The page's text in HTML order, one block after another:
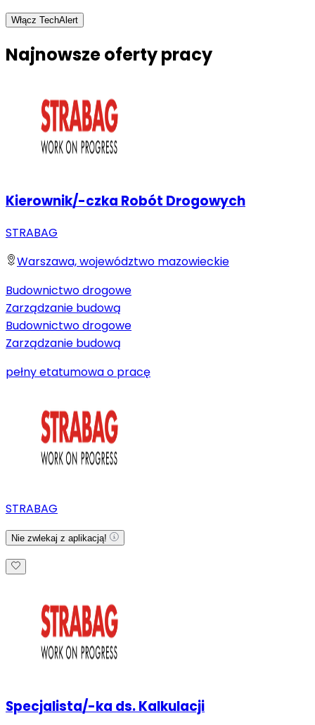
Włącz TechAlert
Najnowsze oferty pracy
Kierownik/-czka Robót Drogowych
STRABAG
Warszawa, województwo mazowieckie
Budownictwo drogowe
Zarządzanie budową
Budownictwo drogowe
Zarządzanie budową
pełny etatumowa o pracę
STRABAG
Nie zwlekaj z aplikacją!
Specjalista/-ka ds. Kalkulacji